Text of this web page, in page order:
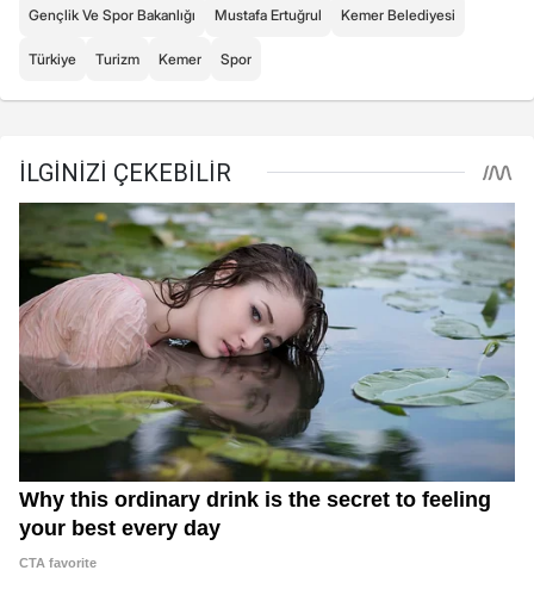
Gençlik Ve Spor Bakanlığı Mustafa Ertuğrul Kemer Belediyesi
Türkiye Turizm Kemer Spor